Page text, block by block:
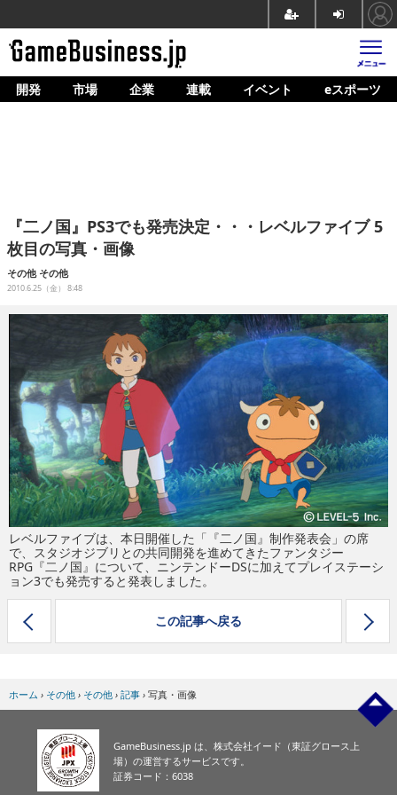
ホーム
企業動向
人材育成
イベント/セミナー
eスポーツ
開発 市場 企業 連載 イベント eスポーツ
『二ノ国』PS3でも発売決定・・・レベルファイブ 5
枚目の写真・画像
その他 その他
2010.6.25（金） 8:48
レベルファイブは、本日開催した「『二ノ国』制作発表会」の席
で、スタジオジブリとの共同開発を進めてきたファンタジー
RPG『二ノ国』について、ニンテンドーDSに加えてプレイステーシ
ョン3でも発売すると発表しました。
この記事へ戻る
ホーム › その他 › その他 › 記事 › 写真・画像
GameBusiness.jp は、株式会社イード（東証グロース上
場）の運営するサービスです。
証券コード：6038